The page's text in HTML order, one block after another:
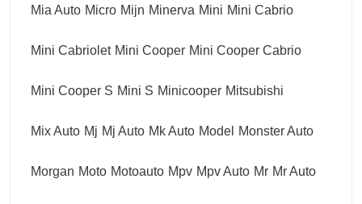
Mia Auto Micro Mijn Minerva Mini Mini Cabrio
Mini Cabriolet Mini Cooper Mini Cooper Cabrio
Mini Cooper S Mini S Minicooper Mitsubishi
Mix Auto Mj Mj Auto Mk Auto Model Monster Auto
Morgan Moto Motoauto Mpv Mpv Auto Mr Mr Auto